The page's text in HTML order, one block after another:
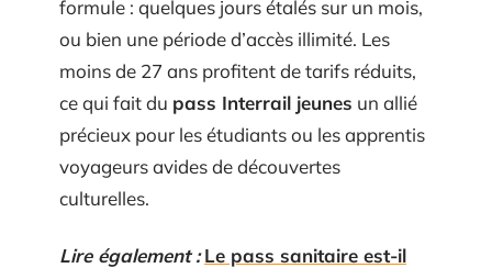
formule : quelques jours étalés sur un mois,
ou bien une période d’accès illimité. Les
moins de 27 ans profitent de tarifs réduits,
ce qui fait du pass Interrail jeunes un allié
précieux pour les étudiants ou les apprentis
voyageurs avides de découvertes
culturelles.
Lire également : Le pass sanitaire est-il